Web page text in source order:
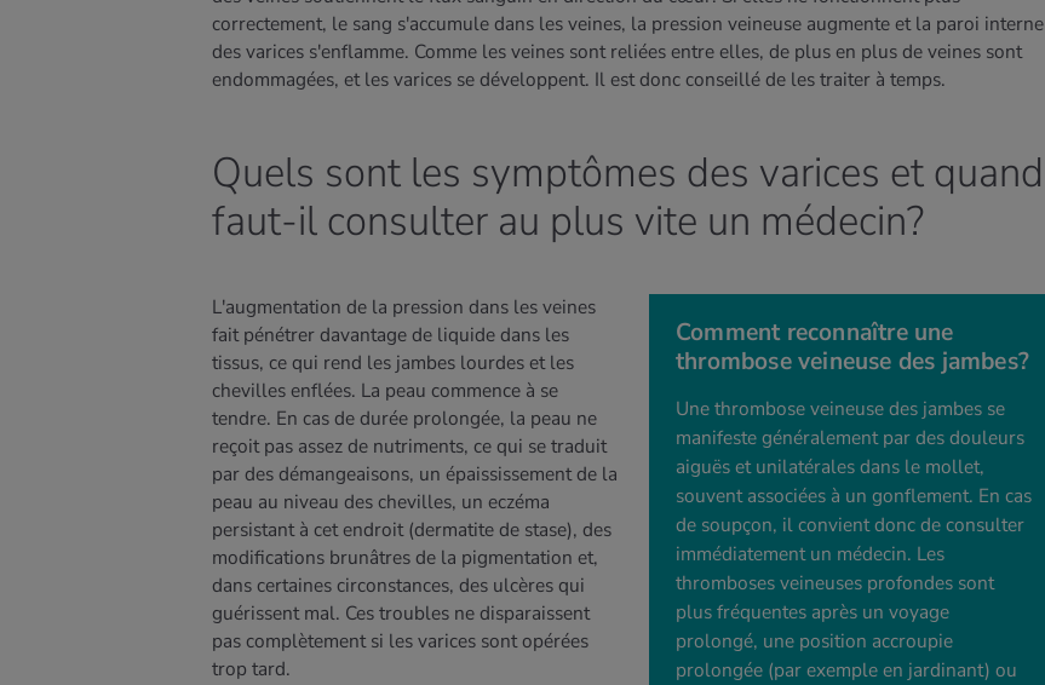
correctement, le sang s'accumule dans les veines, la pression veineuse augmente et la paroi interne
des varices s'enflamme. Comme les veines sont reliées entre elles, de plus en plus de veines sont
endommagées, et les varices se développent. Il est donc conseillé de les traiter à temps.
Quels sont les symptômes des varices et quand
faut-il consulter au plus vite un médecin?
Comment reconnaître une
thrombose veineuse des jambes?
Une thrombose veineuse des jambes se
manifeste généralement par des douleurs
aiguës et unilatérales dans le mollet,
souvent associées à un gonflement. En cas
de soupçon, il convient donc de consulter
immédiatement un médecin. Les
thromboses veineuses profondes sont
plus fréquentes après un voyage
prolongé, une position accroupie
prolongée (par exemple en jardinant) ou
L'augmentation de la pression dans les veines
fait pénétrer davantage de liquide dans les
tissus, ce qui rend les jambes lourdes et les
chevilles enflées. La peau commence à se
tendre. En cas de durée prolongée, la peau ne
reçoit pas assez de nutriments, ce qui se traduit
par des démangeaisons, un épaississement de la
peau au niveau des chevilles, un eczéma
persistant à cet endroit (dermatite de stase), des
modifications brunâtres de la pigmentation et,
dans certaines circonstances, des ulcères qui
guérissent mal. Ces troubles ne disparaissent
pas complètement si les varices sont opérées
trop tard.